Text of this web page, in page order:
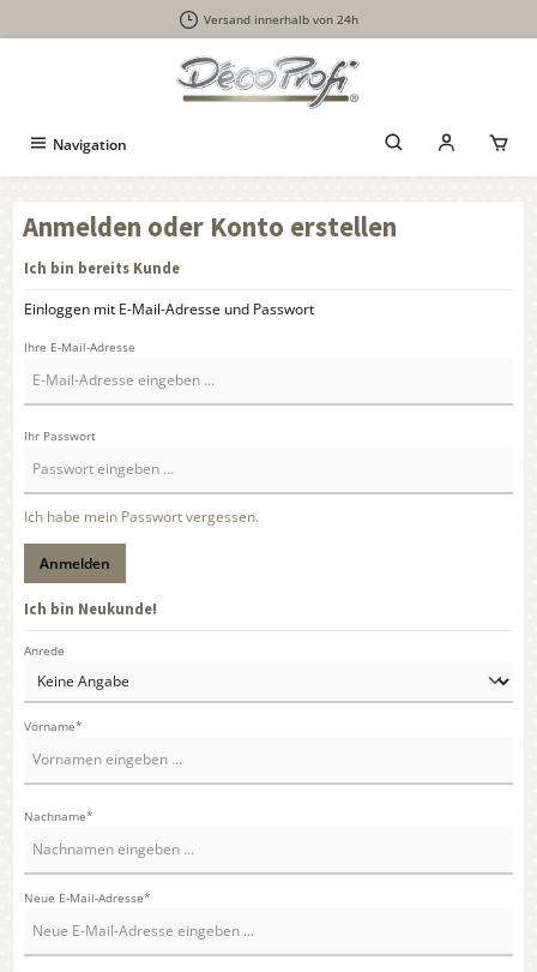
Versand innerhalb von 24h
Navigation
Anmelden oder Konto erstellen
Ich bin bereits Kunde
Einloggen mit E-Mail-Adresse und Passwort
Ihre E-Mail-Adresse
Ihr Passwort
Ich habe mein Passwort vergessen.
Anmelden
Ich bin Neukunde!
Persönliche Informationen
Anrede
Vorname*
Nachname*
Neue E-Mail-Adresse*